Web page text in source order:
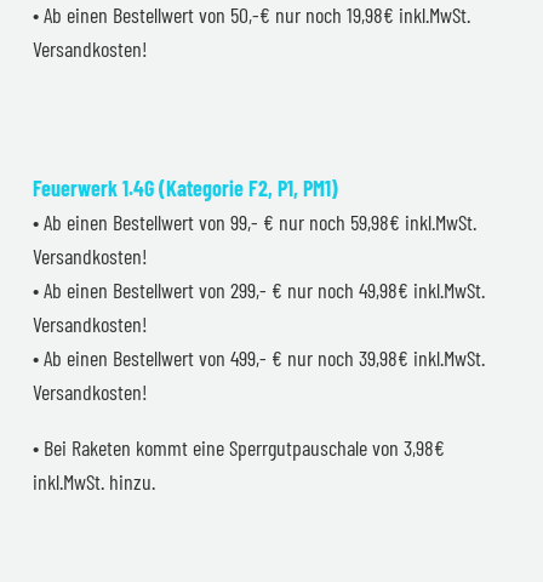
• Ab einen Bestellwert von 50,-€ nur noch 19,98€ inkl.MwSt.
Versandkosten!
Feuerwerk 1.4G (Kategorie F2, P1, PM1)
• Ab einen Bestellwert von 99,- € nur noch 59,98€ inkl.MwSt.
Versandkosten!
• Ab einen Bestellwert von 299,- € nur noch 49,98€ inkl.MwSt.
Versandkosten!
• Ab einen Bestellwert von 499,- € nur noch 39,98€ inkl.MwSt.
Versandkosten!
• Bei Raketen kommt eine Sperrgutpauschale von 3,98€
inkl.MwSt. hinzu.